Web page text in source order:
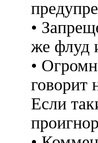
•
же флуд
•
говорит
Если